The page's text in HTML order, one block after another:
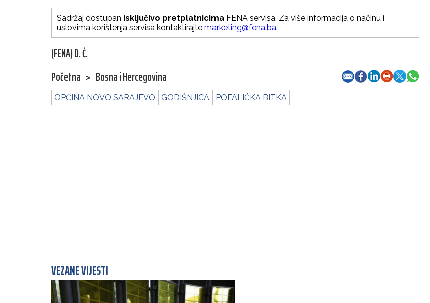
Sadržaj dostupan isključivo pretplatnicima FENA servisa. Za više informacija o načinu i
uslovima korištenja servisa kontaktirajte marketing@fena.ba.
(FENA) D. Ć.
Početna > Bosna i Hercegovina
OPĆINA NOVO SARAJEVO GODIŠNJICA POFALIĆKA BITKA
VEZANE VIJESTI